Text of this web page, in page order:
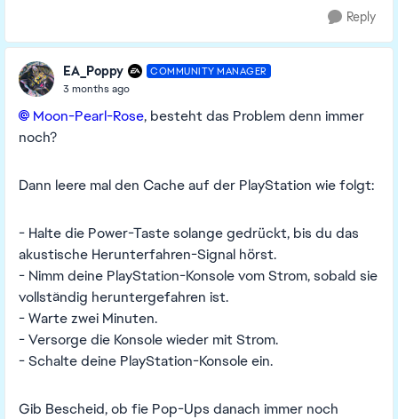
Reply
EA_Poppy COMMUNITY MANAGER
3 months ago
Moon-Pearl-Rose​, besteht das Problem denn immer
noch?
Dann leere mal den Cache auf der PlayStation wie folgt:
- Halte die Power-Taste solange gedrückt, bis du das
akustische Herunterfahren-Signal hörst.
- Nimm deine PlayStation-Konsole vom Strom, sobald sie
vollständig heruntergefahren ist.
- Warte zwei Minuten.
- Versorge die Konsole wieder mit Strom.
- Schalte deine PlayStation-Konsole ein.
Gib Bescheid, ob fie Pop-Ups danach immer noch